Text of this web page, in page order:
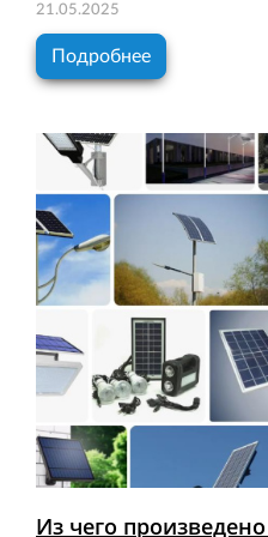
21.05.2025
Подробнее
Из чего